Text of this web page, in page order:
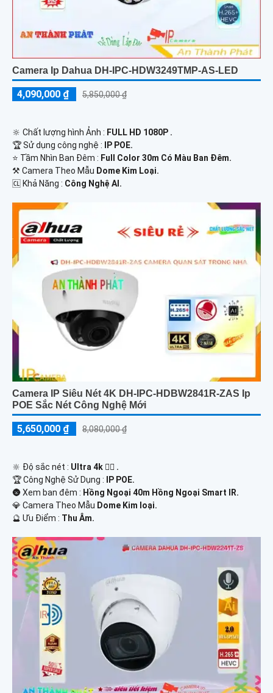
Camera Ip Dahua DH-IPC-HDW3249TMP-AS-LED
4,090,000 ₫ 5,850,000 ₫
🔆 Chất lượng hình Ảnh : FULL HD 1080P .
🏆 Sử dụng công nghệ :
IP POE.
⭐ Tầm Nhìn Ban Đêm : Full Color 30m Có Màu Ban Đêm.
⚒ Camera Theo Mẫu Dome Kim Loại.
️🆑 Khả Năng : Công Nghệ AI.
Camera IP Siêu Nét 4K DH-IPC-HDBW2841R-ZAS Ip
POE Sắc Nét Công Nghệ Mới
5,650,000 ₫ 8,080,000 ₫
🔆 Độ sắc nét : Ultra 4k 👍🏾 .
🏆 Công Nghệ Sử Dụng :
IP POE.
🌚 Xem ban đêm : Hồng Ngoại 40m Hồng Ngoại Smart IR.
💎 Camera Theo Mẫu Dome Kim loại.
️🔮 Ưu Điểm : Thu Âm.